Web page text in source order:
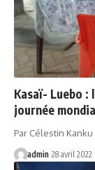
Kasaï- Luebo :
journée
Par Célestin
admin 28 avril 2022